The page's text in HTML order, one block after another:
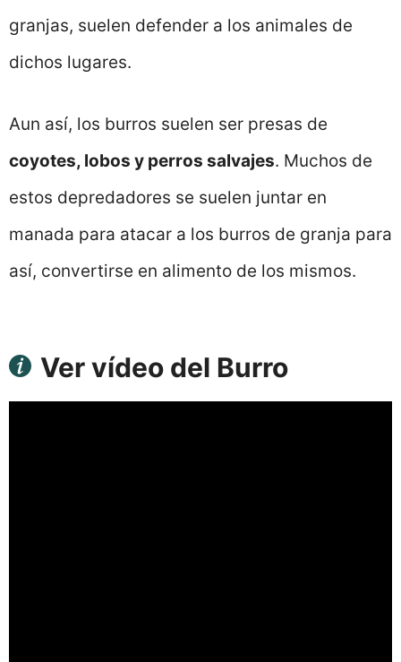
granjas, suelen defender a los animales de
dichos lugares.
Aun así, los burros suelen ser presas de
coyotes, lobos y perros salvajes. Muchos de
estos depredadores se suelen juntar en
manada para atacar a los burros de granja para
así, convertirse en alimento de los mismos.
Ver vídeo del Burro